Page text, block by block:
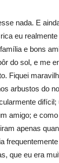
nada. E
eu
e bons
do sol, e me
Fiquei
arbustos do
amigo; e
apenas
que eu era